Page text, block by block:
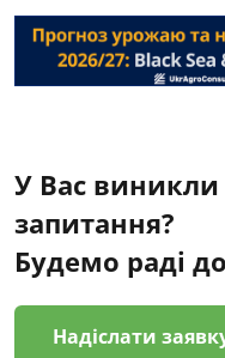
У Вас виникли
запитання?
Будемо раді
Надіслати